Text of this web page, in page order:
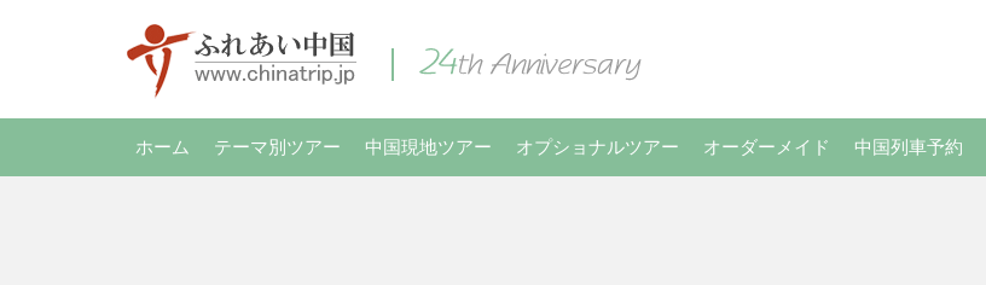
ホーム テーマ別ツアー 中国現地ツアー オプショナルツアー オーダーメイド 中国列車予約